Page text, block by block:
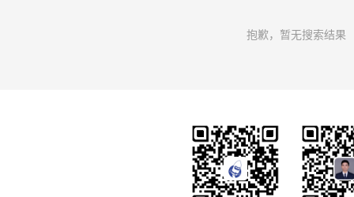
抱歉，暂无搜索结果